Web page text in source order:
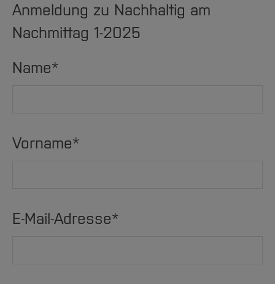
Anmeldung zu Nachhaltig am
Nachmittag 1-2025
Name*
Vorname*
E-Mail-Adresse*